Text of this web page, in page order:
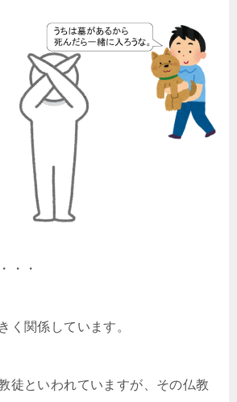
・・
く関係しています。
徒といわれていますが、その仏教